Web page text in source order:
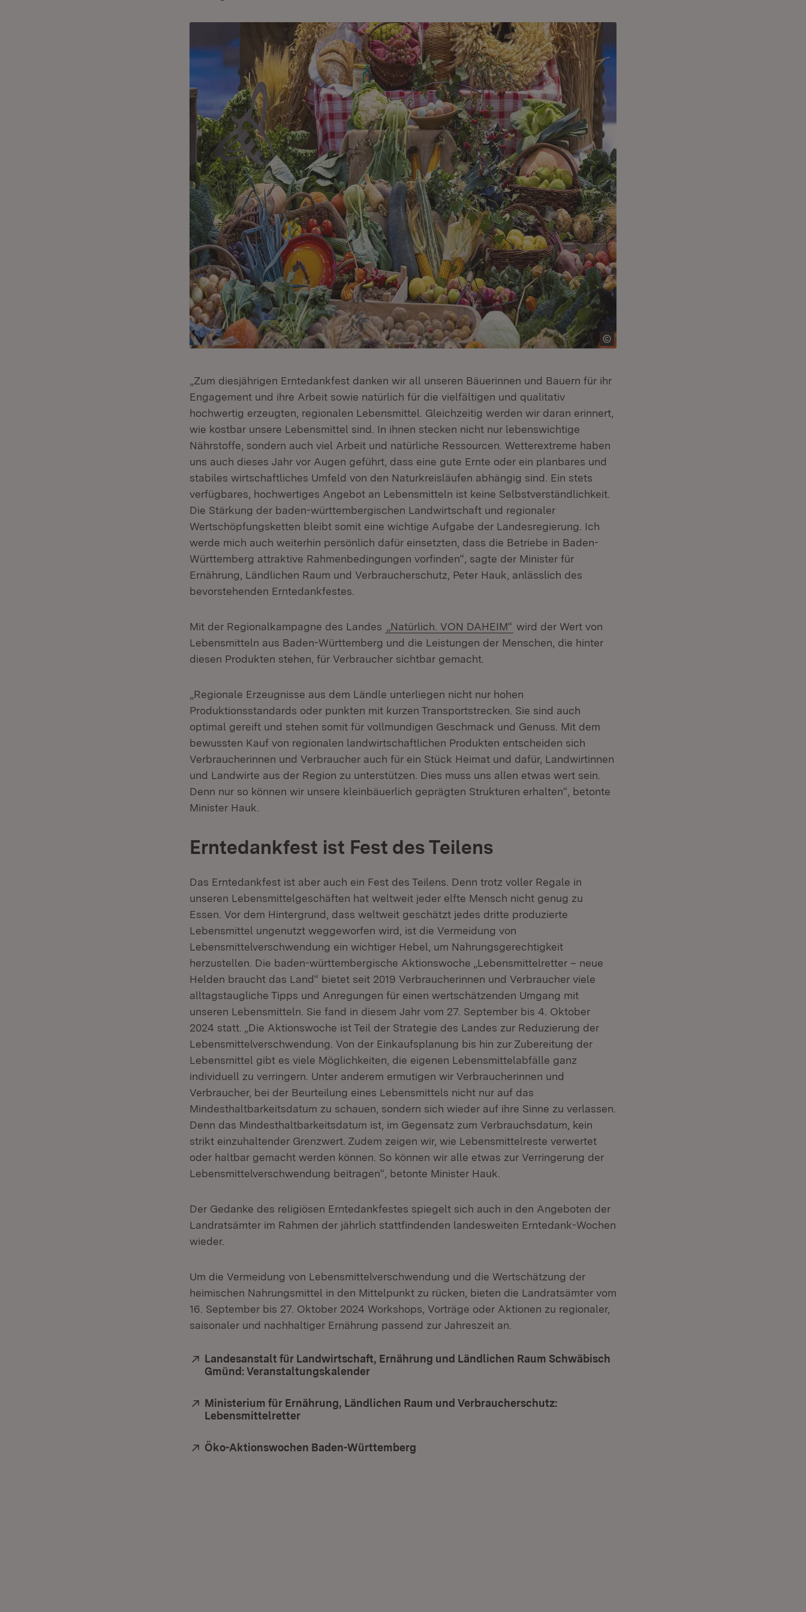
„Zum diesjährigen Erntedankfest danken wir all unseren Bäuerinnen und Bauern für ihr
Engagement und ihre Arbeit sowie natürlich für die vielfältigen und qualitativ
hochwertig erzeugten, regionalen Lebensmittel. Gleichzeitig werden wir daran erinnert,
wie kostbar unsere Lebensmittel sind. In ihnen stecken nicht nur lebenswichtige
Nährstoffe, sondern auch viel Arbeit und natürliche Ressourcen. Wetterextreme haben
uns auch dieses Jahr vor Augen geführt, dass eine gute Ernte oder ein planbares und
stabiles wirtschaftliches Umfeld von den Naturkreisläufen abhängig sind. Ein stets
verfügbares, hochwertiges Angebot an Lebensmitteln ist keine Selbstverständlichkeit.
Die Stärkung der baden-württembergischen Landwirtschaft und regionaler
Wertschöpfungsketten bleibt somit eine wichtige Aufgabe der Landesregierung. Ich
werde mich auch weiterhin persönlich dafür einsetzten, dass die Betriebe in Baden-
Württemberg attraktive Rahmenbedingungen vorfinden“, sagte der Minister für
Ernährung, Ländlichen Raum und Verbraucherschutz, Peter Hauk, anlässlich des
bevorstehenden Erntedankfestes.
Mit der Regionalkampagne des Landes „Natürlich. VON DAHEIM“ wird der Wert von
Lebensmitteln aus Baden-Württemberg und die Leistungen der Menschen, die hinter
diesen Produkten stehen, für Verbraucher sichtbar gemacht.
„Regionale Erzeugnisse aus dem Ländle unterliegen nicht nur hohen
Produktionsstandards oder punkten mit kurzen Transportstrecken. Sie sind auch
optimal gereift und stehen somit für vollmundigen Geschmack und Genuss. Mit dem
bewussten Kauf von regionalen landwirtschaftlichen Produkten entscheiden sich
Verbraucherinnen und Verbraucher auch für ein Stück Heimat und dafür, Landwirtinnen
und Landwirte aus der Region zu unterstützen. Dies muss uns allen etwas wert sein.
Denn nur so können wir unsere kleinbäuerlich geprägten Strukturen erhalten“, betonte
Minister Hauk.
Erntedankfest ist Fest des Teilens
Das Erntedankfest ist aber auch ein Fest des Teilens. Denn trotz voller Regale in
unseren Lebensmittelgeschäften hat weltweit jeder elfte Mensch nicht genug zu
Essen. Vor dem Hintergrund, dass weltweit geschätzt jedes dritte produzierte
Lebensmittel ungenutzt weggeworfen wird, ist die Vermeidung von
Lebensmittelverschwendung ein wichtiger Hebel, um Nahrungsgerechtigkeit
herzustellen. Die baden-württembergische Aktionswoche „Lebensmittelretter – neue
Helden braucht das Land“ bietet seit 2019 Verbraucherinnen und Verbraucher viele
alltagstaugliche Tipps und Anregungen für einen wertschätzenden Umgang mit
unseren Lebensmitteln. Sie fand in diesem Jahr vom 27. September bis 4. Oktober
2024 statt. „Die Aktionswoche ist Teil der Strategie des Landes zur Reduzierung der
Lebensmittelverschwendung. Von der Einkaufsplanung bis hin zur Zubereitung der
Lebensmittel gibt es viele Möglichkeiten, die eigenen Lebensmittelabfälle ganz
individuell zu verringern. Unter anderem ermutigen wir Verbraucherinnen und
Verbraucher, bei der Beurteilung eines Lebensmittels nicht nur auf das
Mindesthaltbarkeitsdatum zu schauen, sondern sich wieder auf ihre Sinne zu verlassen.
Denn das Mindesthaltbarkeitsdatum ist, im Gegensatz zum Verbrauchsdatum, kein
strikt einzuhaltender Grenzwert. Zudem zeigen wir, wie Lebensmittelreste verwertet
oder haltbar gemacht werden können. So können wir alle etwas zur Verringerung der
Lebensmittelverschwendung beitragen“, betonte Minister Hauk.
Der Gedanke des religiösen Erntedankfestes spiegelt sich auch in den Angeboten der
Landratsämter im Rahmen der jährlich stattfindenden landesweiten Erntedank-Wochen
wieder.
Um die Vermeidung von Lebensmittelverschwendung und die Wertschätzung der
heimischen Nahrungsmittel in den Mittelpunkt zu rücken, bieten die Landratsämter vom
16. September bis 27. Oktober 2024 Workshops, Vorträge oder Aktionen zu regionaler,
saisonaler und nachhaltiger Ernährung passend zur Jahreszeit an.
Extern:
Landesanstalt für Landwirtschaft, Ernährung und Ländlichen Raum Schwäbisch
Gmünd: Veranstaltungskalender
Extern:
Ministerium für Ernährung, Ländlichen Raum und Verbraucherschutz:
Lebensmittelretter
Extern:
Öko-Aktionswochen Baden-Württemberg